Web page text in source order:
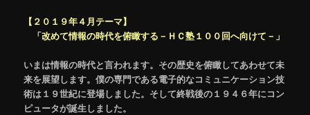
【２０１９年４月テーマ】
「改めて情報の時代を俯瞰する－ＨＣ塾１００回へ向けて－」
いまは情報の時代と言われます。その歴史を俯瞰してあわせて未
来を展望します。僕の専門である電子的なコミュニケーション技
術は１９世紀に登場しました。そして終戦後の１９４６年にコン
ピュータが誕生しました。